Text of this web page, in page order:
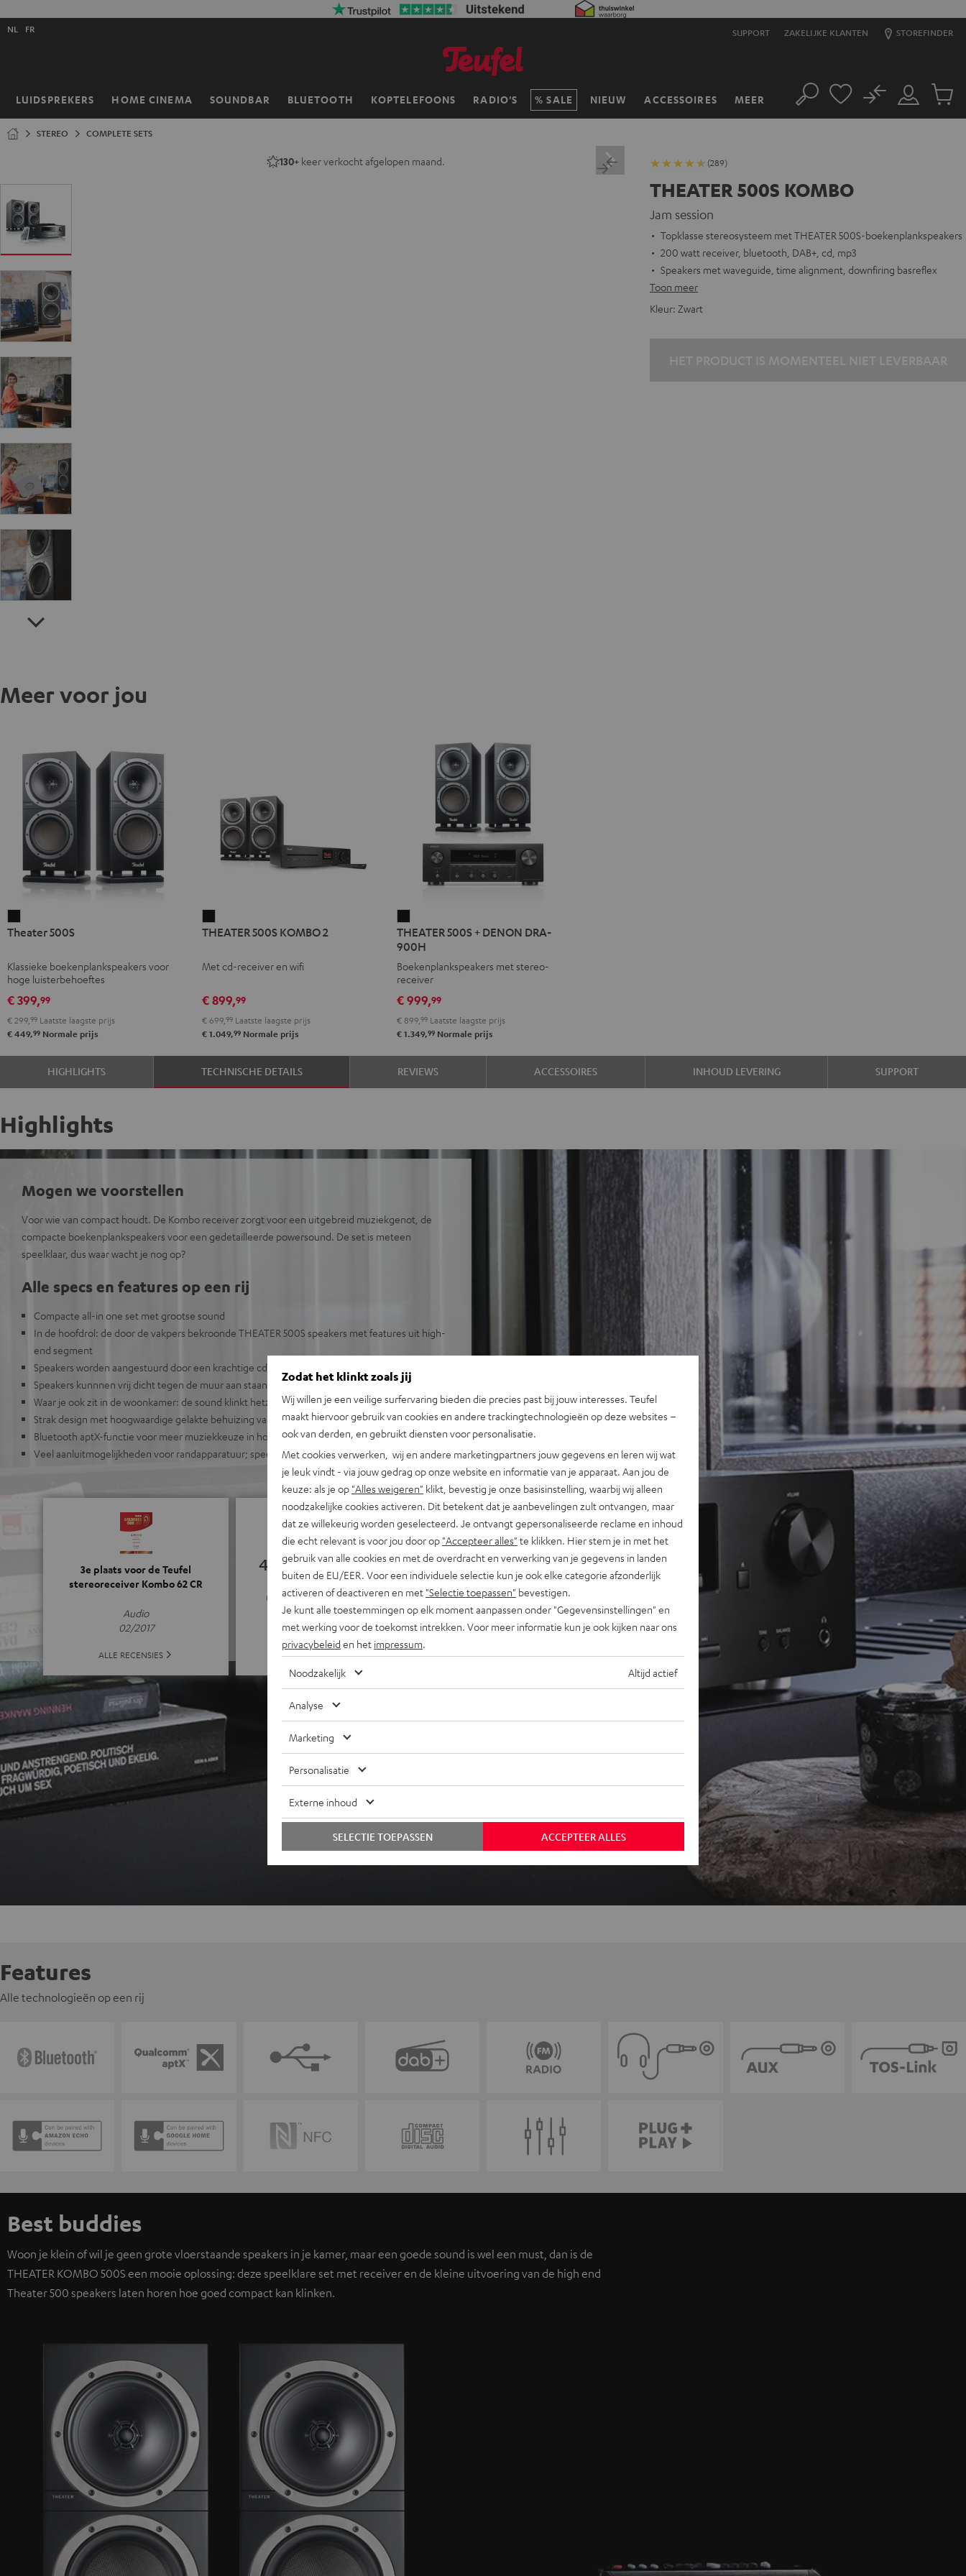
SUPPORT ZAKELIJKE KLANTEN STOREFINDER
LUIDSPREKERS HOME CINEMA SOUNDBAR BLUETOOTH KOPTELEFOONS RADIO'S SALE NIEUW ACCESSOIRES MEER
Selecteer
NL FR
Home Zoeken
Mijn
account
No
STEREO COMPLETE SETS
130+ keer verkocht afgelopen maand. (289)
THEATER 500S KOMBO
Jam session
Topklasse stereosysteem met THEATER 500S-boekenplankspeakers
200 watt receiver, bluetooth, DAB+, cd, mp3
Speakers met waveguide, time alignment, downfiring basreflex
Toon meer
Kleur: Zwart
Meer voor jou
500S
Theater 500S
Klassieke boekenplankspeakers voor
hoge luisterbehoeftes
€ 399,99
€ 299, 99 Laatste laagste prijs
€ 449,99 Normale prijs
500S
2
THEATER 500S KOMBO 2
Met cd-receiver en wifi
€ 899,99
€ 699, 99Laatste laagste prijs
€ 1.049,99Normale prijs
500S
+
DENON
DRA-
900H
Zwart
THEATER 500S + DENON DRA-
900H
Boekenplankspeakers met stereo-
receiver
€ 999,99
€ 899, 99Laatste laagste prijs
€ 1.349,99Normale prijs
HIGHLIGHTS TECHNISCHE DETAILS REVIEWS ACCESSOIRES INHOUD LEVERING SUPPORT
Highlights
Mogen we voorstellen
Voor wie van compact houdt. De Kombo receiver zorgt voor een uitgebreid muziekgenot, de
compacte boekenplankspeakers voor een gedetailleerde powersound. De set is meteen
speelklaar, dus waar wacht je nog op?
Alle specs en features op een rij
Compacte all-in one set met grootse sound
In de hoofdrol: de door de vakpers bekroonde THEATER 500S speakers met features uit high-
end segment
Speakers worden aangestuurd door een krachtige cd/mp3-receiver van 200 Watt
Speakers kunnnen vrij dicht tegen de muur aan staan door downfire basreflexpoort
Waar je ook zit in de woonkamer: de sound klinkt hetzelfde
Strak design met hoogwaardige gelakte behuizing van MDF
Bluetooth aptX-functie voor meer muziekkeuze in hoge cd-kwaliteit
Veel aanluitmogelijkheden voor randapparatuur; speelklaar met bijbehorende kabels
3e plaats voor de Teufel
stereoreceiver Kombo 62 CR
Audio
02/2017
ALLE RECENSIES
4.79
(4.79 van 5 bij 289 beoordelingen)
ALLE REVIEWS
Features
Alle technologieën op een rij
Best buddies
Woon je klein of wil je geen grote vloerstaande speakers in je kamer, maar een goede sound is wel een must, dan is de
THEATER KOMBO 500S een mooie oplossing: deze speelklare set met receiver en de kleine uitvoering van de high end
Theater 500 speakers laten horen hoe goed compact kan klinken.
Zodat het klinkt zoals jij
Wij willen je een veilige surfervaring bieden die precies past bij jouw interesses. Teufel
maakt hiervoor gebruik van cookies en andere trackingtechnologieën op deze websites –
ook van derden, en gebruikt diensten voor personalisatie.
Met cookies verwerken, wij en andere marketingpartners jouw gegevens en leren wij wat
je leuk vindt - via jouw gedrag op onze website en informatie van je apparaat. Aan jou de
keuze: als je op "Alles weigeren" klikt, bevestig je onze basisinstelling, waarbij wij alleen
noodzakelijke cookies activeren. Dit betekent dat je aanbevelingen zult ontvangen, maar
dat ze willekeurig worden geselecteerd. Je ontvangt gepersonaliseerde reclame en inhoud
die echt relevant is voor jou door op "Accepteer alles" te klikken. Hier stem je in met het
gebruik van alle cookies en met de overdracht en verwerking van je gegevens in landen
buiten de EU/EER. Voor een individuele selectie kun je ook elke categorie afzonderlijk
activeren of deactiveren en met "Selectie toepassen" bevestigen.
Je kunt alle toestemmingen op elk moment aanpassen onder "Gegevensinstellingen" en
met werking voor de toekomst intrekken. Voor meer informatie kun je ook kijken naar ons
privacybeleid en het impressum
Noodzakelijk Altijd actief
Analyse
Marketing
Personalisatie
Externe inhoud
ACCEPTEER ALLES
SELECTIE TOEPASSEN